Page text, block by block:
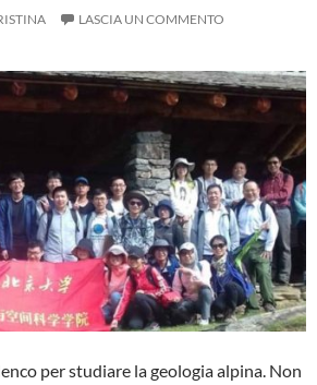
LASCIA UN COMMENTO
per studiare la geologia alpina. Non